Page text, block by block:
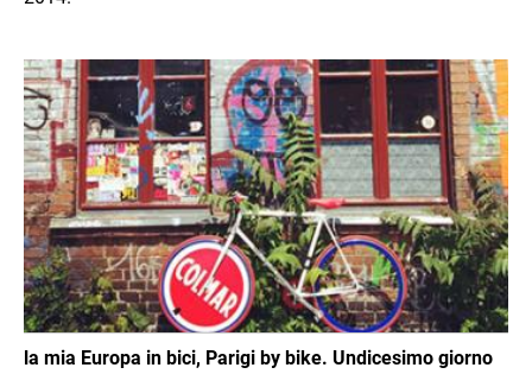
Immagine
la mia Europa in bici, Parigi by bike. Undicesimo giorno